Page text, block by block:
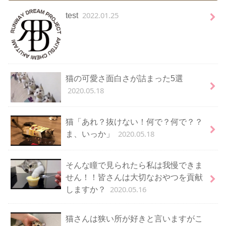
test 2022.01.25
猫の可愛さ面白さが詰まった5選
2020.05.18
猫「あれ？抜けない！何で？何で？？
ま、いっか」
2020.05.18
そんな瞳で見られたら私は我慢できま
せん！！皆さんは大切なおやつを貢献
しますか？
2020.05.16
猫さんは狭い所が好きと言いますがこ